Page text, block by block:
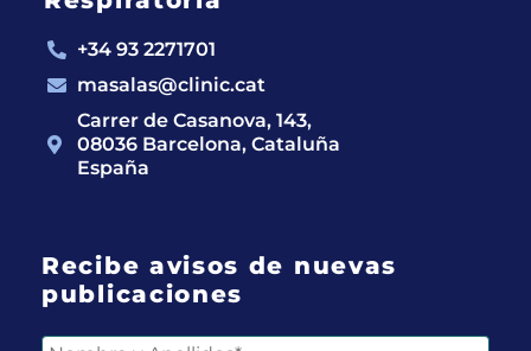
+34 93 2271701
masalas@clinic.cat
Carrer de Casanova, 143,
08036 Barcelona, Cataluña
España
Recibe avisos de nuevas
publicaciones